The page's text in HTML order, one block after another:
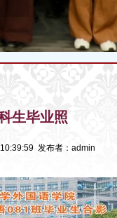
生毕业照
发布者：admin